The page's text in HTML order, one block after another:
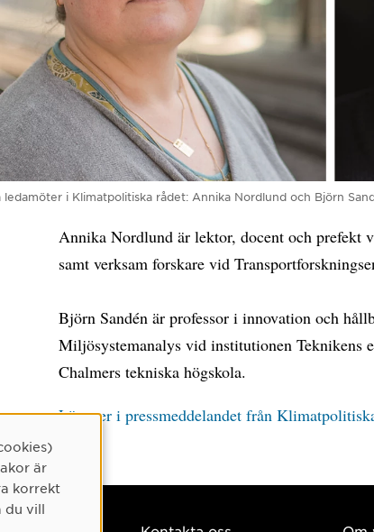
ledamöter i Klimatpolitiska rådet: Annika Nordlund och Björn
Annika Nordlund är lektor, docent och prefekt
samt verksam forskare vid
Björn Sandén är professor i innovation och
Miljösystemanalys vid institutionen Teknikens
Chalmers tekniska högskola.
Läs mer i pressmeddelandet från
är
korrekt
du vill